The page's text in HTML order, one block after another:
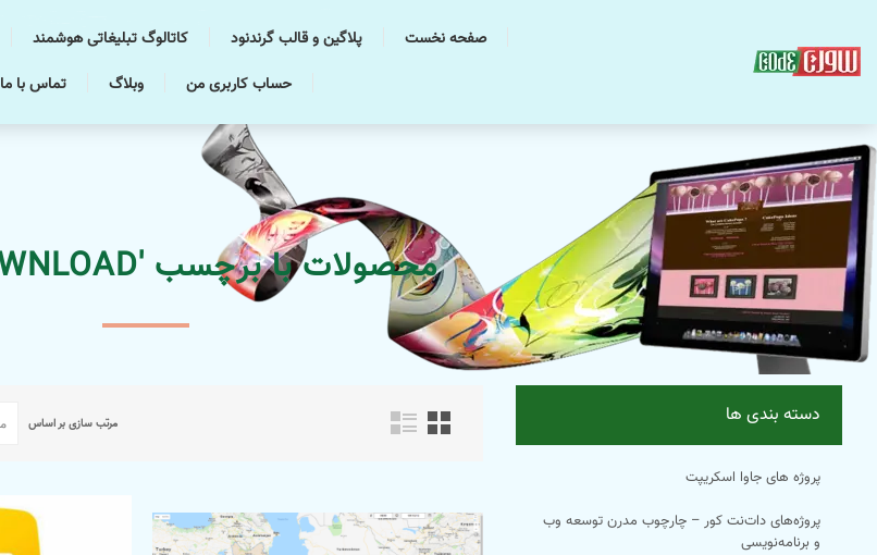
صفحه نخست پلاگین و قالب گرندنود کاتالوگ تبلیغاتی هوشمند
حساب کاربری من
وبلاگ تماس با ما
محصولات با برچسب 'FREE DOWNLOAD'
مرتب سازی بر اساس دسته بندی ها
پروژه های جاوا اسکریپت
پروژه‌های دات‌نت کور – چارچوب مدرن توسعه وب
و برنامه‌نویسی